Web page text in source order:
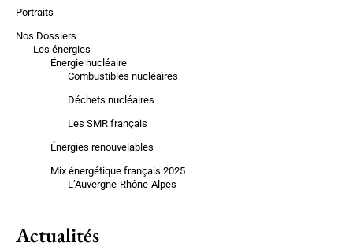
Portraits
Nos Dossiers
Les énergies
Énergie nucléaire
Combustibles nucléaires
Déchets nucléaires
Les SMR français
Énergies renouvelables
Mix énergétique français 2025
L’Auvergne-Rhône-Alpes
Actualités